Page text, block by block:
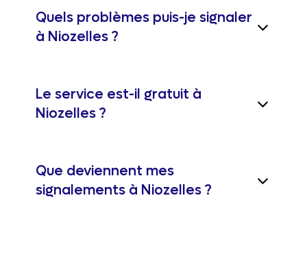
Quels problèmes puis-je signaler
à Niozelles ?
Le service est-il gratuit à
Niozelles ?
Que deviennent mes
signalements à Niozelles ?